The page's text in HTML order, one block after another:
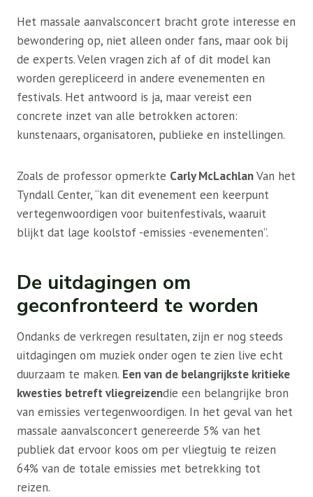
Het massale aanvalsconcert bracht grote interesse en
bewondering op, niet alleen onder fans, maar ook bij
de experts. Velen vragen zich af of dit model kan
worden gerepliceerd in andere evenementen en
festivals. Het antwoord is ja, maar vereist een
concrete inzet van alle betrokken actoren:
kunstenaars, organisatoren, publieke en instellingen.
Zoals de professor opmerkte Carly McLachlanVan het
Tyndall Center, “kan dit evenement een keerpunt
vertegenwoordigen voor buitenfestivals, waaruit
blijkt dat lage koolstof -emissies -evenementen”.
De uitdagingen om
geconfronteerd te worden
Ondanks de verkregen resultaten, zijn er nog steeds
uitdagingen om muziek onder ogen te zien live echt
duurzaam te maken. Een van de belangrijkste kritieke
kwesties betreft vliegreizendie een belangrijke bron
van emissies vertegenwoordigen. In het geval van het
massale aanvalsconcert genereerde 5% van het
publiek dat ervoor koos om per vliegtuig te reizen
64% van de totale emissies met betrekking tot
reizen.